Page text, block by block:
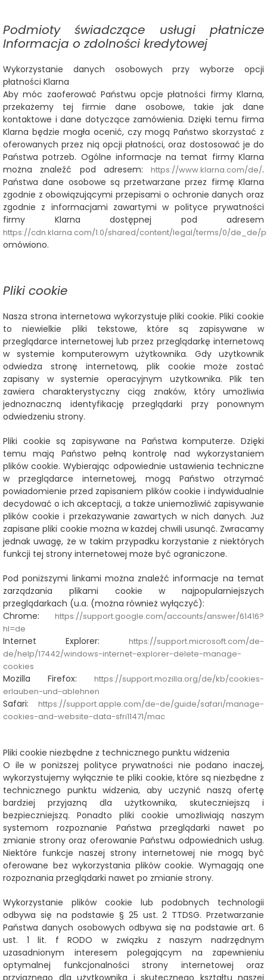
Podmioty świadczące usługi płatnicze
Informacja o zdolności kredytowej
Wykorzystanie danych osobowych przy wyborze opcji
płatności Klarna
Aby móc zaoferować Państwu opcje płatności firmy Klarna,
przekażemy tej firmie dane osobowe, takie jak dane
kontaktowe i dane dotyczące zamówienia. Dzięki temu firma
Klarna będzie mogła ocenić, czy mogą Państwo skorzystać z
oferowanych przez nią opcji płatności, oraz dostosować je do
Państwa potrzeb. Ogólne informacje na temat firmy Klarna
można znaleźć pod adresem: https://www.klarna.com/de/.
Państwa dane osobowe są przetwarzane przez firmę Klarna
zgodnie z obowiązującymi przepisami o ochronie danych oraz
zgodnie z informacjami zawartymi w polityce prywatności
firmy Klarna dostępnej pod adresem
https://cdn.klarna.com/1.0/shared/content/legal/terms/0/de_de/
omówiono.
Pliki cookie
Nasza strona internetowa wykorzystuje pliki cookie. Pliki cookie
to niewielkie pliki tekstowe, które są zapisywane w
przeglądarce internetowej lub przez przeglądarkę internetową
w systemie komputerowym użytkownika. Gdy użytkownik
odwiedza stronę internetową, plik cookie może zostać
zapisany w systemie operacyjnym użytkownika. Plik ten
zawiera charakterystyczny ciąg znaków, który umożliwia
jednoznaczną identyfikację przeglądarki przy ponownym
odwiedzeniu strony.
Pliki cookie są zapisywane na Państwa komputerze. Dzięki
temu mają Państwo pełną kontrolę nad wykorzystaniem
plików cookie. Wybierając odpowiednie ustawienia techniczne
w przeglądarce internetowej, mogą Państwo otrzymać
powiadomienie przed zapisaniem plików cookie i indywidualnie
decydować o ich akceptacji, a także uniemożliwić zapisywanie
plików cookie i przekazywanie zawartych w nich danych. Już
zapisane pliki cookie można w każdej chwili usunąć. Zwracamy
jednak uwagę, że w takim przypadku korzystanie z niektórych
funkcji tej strony internetowej może być ograniczone.
Pod poniższymi linkami można znaleźć informacje na temat
zarządzania plikami cookie w najpopularniejszych
przeglądarkach (u.a. (można również wyłączyć):
Chrome: https://support.google.com/accounts/answer/61416?
hl=de
Internet Explorer: https://support.microsoft.com/de-
de/help/17442/windows-internet-explorer-delete-manage-
cookies
Mozilla Firefox: https://support.mozilla.org/de/kb/cookies-
erlauben-und-ablehnen
Safari: https://support.apple.com/de-de/guide/safari/manage-
cookies-and-website-data-sfri11471/mac
Pliki cookie niezbędne z technicznego punktu widzenia
O ile w poniższej polityce prywatności nie podano inaczej,
wykorzystujemy wyłącznie te pliki cookie, które są niezbędne z
technicznego punktu widzenia, aby uczynić naszą ofertę
bardziej przyjazną dla użytkownika, skuteczniejszą i
bezpieczniejszą. Ponadto pliki cookie umożliwiają naszym
systemom rozpoznanie Państwa przeglądarki nawet po
zmianie strony oraz oferowanie Państwu odpowiednich usług.
Niektóre funkcje naszej strony internetowej nie mogą być
oferowane bez wykorzystania plików cookie. Wymagają one
rozpoznania przeglądarki nawet po zmianie strony.
Wykorzystanie plików cookie lub podobnych technologii
odbywa się na podstawie § 25 ust. 2 TTDSG. Przetwarzanie
Państwa danych osobowych odbywa się na podstawie art. 6
ust. 1 lit. f RODO w związku z naszym nadrzędnym
uzasadnionym interesem polegającym na zapewnieniu
optymalnej funkcjonalności strony internetowej oraz
przyjaznego dla użytkownika i skutecznego kształtu naszej